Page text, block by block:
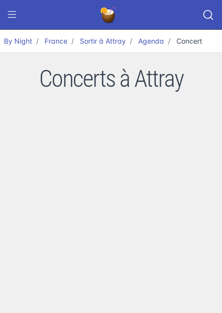
By Night France Sortir à Attray Agenda Concert
Concerts à Attray